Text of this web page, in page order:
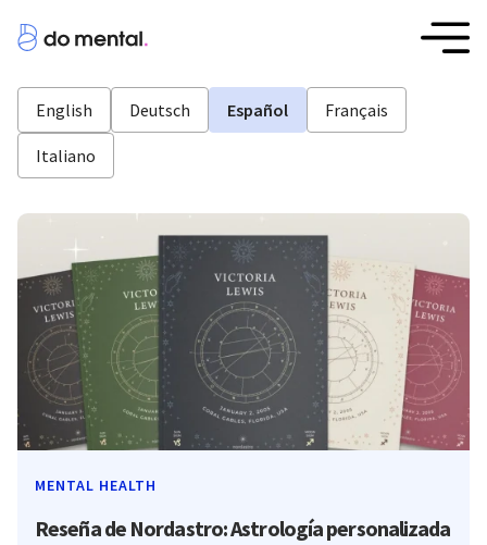
English Deutsch Español Français
Italiano
MENTAL HEALTH
Reseña de Nordastro: Astrología personalizada